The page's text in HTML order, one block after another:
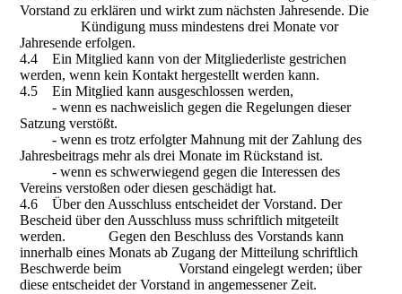
Vorstand zu erklären und wirkt zum nächsten Jahresende. Die
Kündigung muss mindestens drei Monate vor
Jahresende erfolgen.
4.4 Ein Mitglied kann von der Mitgliederliste gestrichen
werden, wenn kein Kontakt hergestellt werden kann.
4.5 Ein Mitglied kann ausgeschlossen werden,
- wenn es nachweislich gegen die Regelungen dieser
Satzung verstößt.
- wenn es trotz erfolgter Mahnung mit der Zahlung des
Jahresbeitrags mehr als drei Monate im Rückstand ist.
- wenn es schwerwiegend gegen die Interessen des
Vereins verstoßen oder diesen geschädigt hat.
4.6 Über den Ausschluss entscheidet der Vorstand. Der
Bescheid über den Ausschluss muss schriftlich mitgeteilt
werden. Gegen den Beschluss des Vorstands kann
innerhalb eines Monats ab Zugang der Mitteilung schriftlich
Beschwerde beim Vorstand eingelegt werden; über
diese entscheidet der Vorstand in angemessener Zeit.